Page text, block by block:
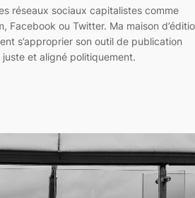
réseaux sociaux capitalistes comme
Facebook ou Twitter. Ma maison
s’approprier son outil de publication
juste et aligné politiquement.